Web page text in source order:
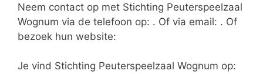
Neem contact op met Stichting Peuterspeelzaal
Wognum via de telefoon op: . Of via email: . Of
bezoek hun website:
Je vind Stichting Peuterspeelzaal Wognum op: